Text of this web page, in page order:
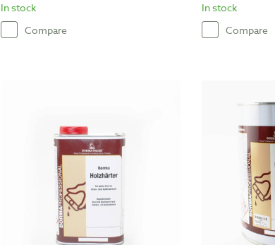
In stock
Compare
In stock
Compare